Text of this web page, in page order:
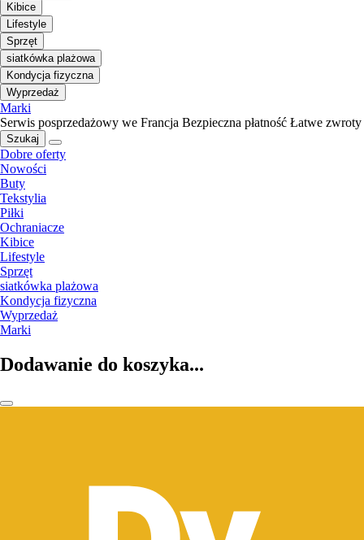
Kibice
Lifestyle
Sprzęt
siatkówka plażowa
Kondycja fizyczna
Wyprzedaż
Marki
Serwis posprzedażowy we Francja Bezpieczna płatność Łatwe zwroty
Szukaj
Dobre oferty
Nowości
Buty
Tekstylia
Piłki
Ochraniacze
Kibice
Lifestyle
Sprzęt
siatkówka plażowa
Kondycja fizyczna
Wyprzedaż
Marki
Dodawanie do koszyka...